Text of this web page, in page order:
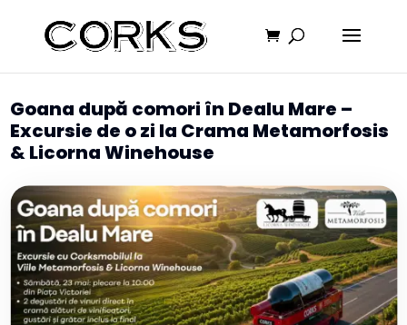
Goana după comori în Dealu Mare –
Excursie de o zi la Crama Metamorfosis
& Licorna Winehouse